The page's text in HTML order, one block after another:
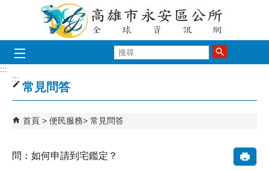
跳到主要內容區塊
尋
:::
:::
常見問答
首頁 便民服務 常見問答
問：如何申請到宅鑑定？